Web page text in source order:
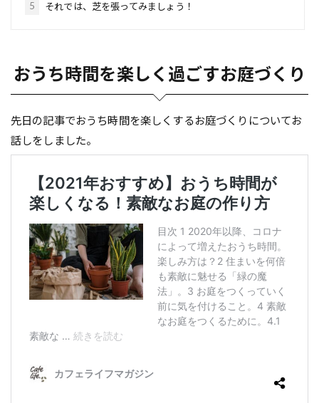
5 それでは、芝を張ってみましょう！
おうち時間を楽しく過ごすお庭づくり
先日の記事でおうち時間を楽しくするお庭づくりについてお
話しをしました。